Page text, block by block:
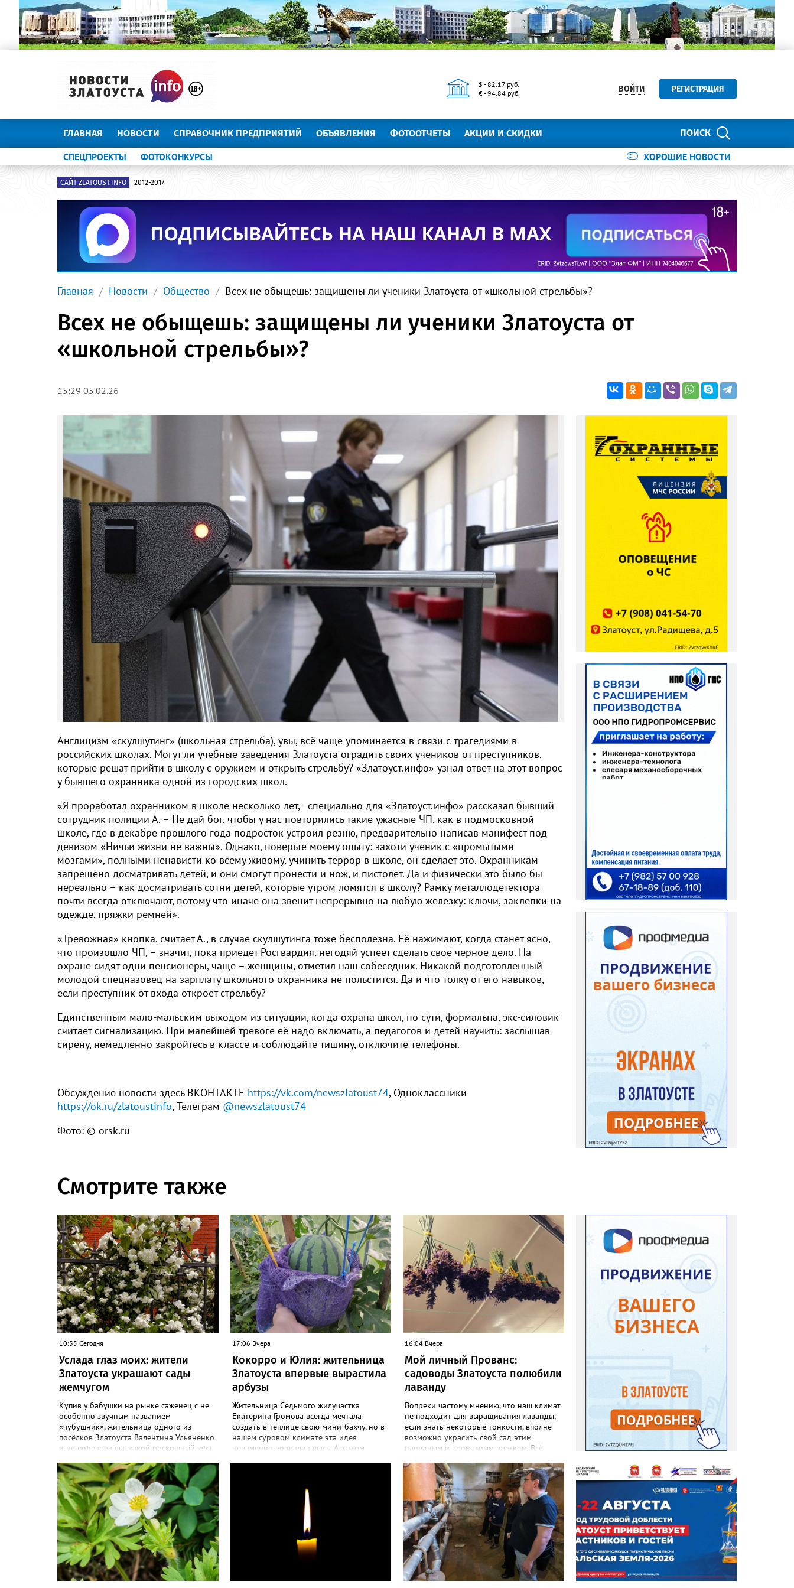
$ - 82.17 руб.
€ - 94.84 руб.
ВОЙТИ РЕГИСТРАЦИЯ
ПОИСК
ГЛАВНАЯ НОВОСТИ СПРАВОЧНИК ПРЕДПРИЯТИЙ ОБЪЯВЛЕНИЯ ФОТООТЧЕТЫ АКЦИИ И СКИДКИ
ХОРОШИЕ НОВОСТИ
СПЕЦПРОЕКТЫ ФОТОКОНКУРСЫ
САЙТ ZLATOUST.INFO 2012-2017
Главная Новости Общество Всех не обыщешь: защищены ли ученики Златоуста от «школьной стрельбы»?
Всех не обыщешь: защищены ли ученики Златоуста от
«школьной стрельбы»?
15:29 05.02.26
Англицизм «скулшутинг» (школьная стрельба), увы, всё чаще упоминается в связи с трагедиями в
российских школах. Могут ли учебные заведения Златоуста оградить своих учеников от преступников,
которые решат прийти в школу с оружием и открыть стрельбу? «Златоуст.инфо» узнал ответ на этот вопрос
у бывшего охранника одной из городских школ.
«Я проработал охранником в школе несколько лет, - специально для «Златоуст.инфо» рассказал бывший
сотрудник полиции А. – Не дай бог, чтобы у нас повторились такие ужасные ЧП, как в подмосковной
школе, где в декабре прошлого года подросток устроил резню, предварительно написав манифест под
девизом «Ничьи жизни не важны». Однако, поверьте моему опыту: захоти ученик с «промытыми
мозгами», полными ненависти ко всему живому, учинить террор в школе, он сделает это. Охранникам
запрещено досматривать детей, и они смогут пронести и нож, и пистолет. Да и физически это было бы
нереально – как досматривать сотни детей, которые утром ломятся в школу? Рамку металлодетектора
почти всегда отключают, потому что иначе она звенит непрерывно на любую железку: ключи, заклепки на
одежде, пряжки ремней».
«Тревожная» кнопка, считает А., в случае скулшутинга тоже бесполезна. Её нажимают, когда станет ясно,
что произошло ЧП, – значит, пока приедет Росгвардия, негодяй успеет сделать своё черное дело. На
охране сидят одни пенсионеры, чаще – женщины, отметил наш собеседник. Никакой подготовленный
молодой спецназовец на зарплату школьного охранника не польстится. Да и что толку от его навыков,
если преступник от входа откроет стрельбу?
Единственным мало-мальским выходом из ситуации, когда охрана школ, по сути, формальна, экс-силовик
считает сигнализацию. При малейшей тревоге её надо включать, а педагогов и детей научить: заслышав
сирену, немедленно закройтесь в классе и соблюдайте тишину, отключите телефоны.
Обсуждение новости здесь ВКОНТАКТЕ https://vk.com/newszlatoust74, Одноклассники
https://ok.ru/zlatoustinfo, Телеграм @newszlatoust74
Фото: © orsk.ru
Смотрите также
10:35 Сегодня
Услада глаз моих: жители
Златоуста украшают сады
жемчугом
Купив у бабушки на рынке саженец с не
особенно звучным названием
«чубушник», жительница одного из
посёлков Златоуста Валентина Ульяненко
и не подозревала, какой роскошный куст
жасмина! «Златоуст.инфо» узнал
особенности ухода за этим кустарником.
«Всем своим подругам и коллегам
посоветовала непременно посадить
чубушник, и его становится в нашем
городе всё больше, - рассказала нашему
порталу Валентина. – У меня растёт, на
мой взгляд, самый красивый сорт –
«Жемчуг». Моему кусту (на фото) четыре
года, достаточно компактный. Махровые
цветки - диаметром шесть сантиметров.
17:06 Вчера
Кокорро и Юлия: жительница
Златоуста впервые вырастила
арбузы
Жительница Седьмого жилучастка
Екатерина Громова всегда мечтала
создать в теплице свою мини-бахчу, но в
нашем суровом климате эта идея
неизменно проваливалась. А в этом
полакомиться пусть маленьким, но своим
арбузиком, всё мимо: вырастали до
размера бобов и отваливались, -
поделилась со «Златоуст.инфо» садовод.
– В этом году посадила сорт так
называемых северных арбузов – «Юлия»,
а также «Коккоро» (он жёлтый и, говорят,
16:04 Вчера
Мой личный Прованс:
садоводы Златоуста полюбили
лаванду
Вопреки частому мнению, что наш климат
не подходит для выращивания лаванды,
если знать некоторые тонкости, вполне
возможно украсить свой сад этим
нарядным и ароматным цветком. Всё
разводить лаванду за её особую эстетику
и дивный запах. «Златоуст.инфо» узнал
об успешном опыте местных дачниц. «Я
вырастила лаванду нежно-сиреневого
красивого цвета из семян (на фото), -
отметила «Златоуст.инфо» хозяйка
частного дома Екатерина Бойко. –
Посадила вдоль забора, потому что
низины этот цветок не любит. Вот уже
второй год растет и радует меня. Соседи
просят саженцы: аромат и до них